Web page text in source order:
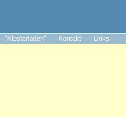
"Klosterladen" Kontakt Links